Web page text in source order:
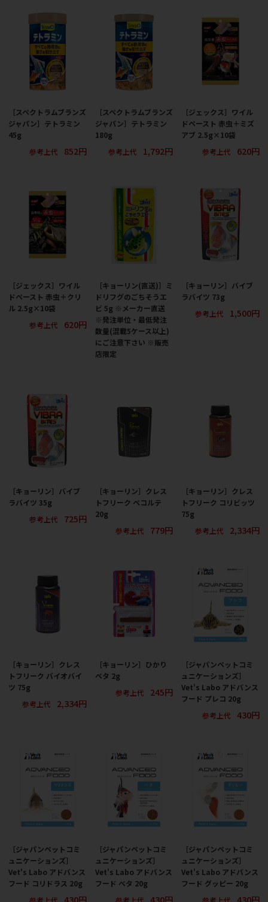
［スペクトラムブランズ
ジャパン］テトラミン
45g
参考上代
852円
［スペクトラムブランズ
ジャパン］テトラミン
180g
参考上代
1,792円
［ジェックス］ワイル
ドペースト 赤虫＋ミズ
アブ 2.5g×10袋
参考上代
620円
［ジェックス］ワイル
ドペースト 赤虫＋クリ
ル 2.5g×10袋
参考上代
620円
［キョーリン(直送)］ミ
ドリフグのごちそうエ
ビ 5g ※メーカー直送
※発注単位・最低発注
数量(混載5ケース以上)
にご注意下さい ※販売
店限定
［キョーリン］バイブ
ラバイツ 73g
参考上代
1,500円
［キョーリン］バイブ
ラバイツ 35g
参考上代
725円
［キョーリン］クレス
トフリーク ペコルテ
20g
参考上代
779円
［キョーリン］クレス
トフリーク コリビッツ
75g
参考上代
2,334円
［キョーリン］クレス
トフリーク バイオバイ
ツ 75g
参考上代
2,334円
［キョーリン］ひかり
ベタ 2g
参考上代
245円
［ジャパンペットコミ
ュニケーションズ］
Vet's Labo アドバンス
フード プレコ 20g
参考上代
430円
［ジャパンペットコミ
ュニケーションズ］
Vet's Labo アドバンス
フード コリドラス 20g
参考上代
430円
［ジャパンペットコミ
ュニケーションズ］
Vet's Labo アドバンス
フード ベタ 20g
参考上代
430円
［ジャパンペットコミ
ュニケーションズ］
Vet's Labo アドバンス
フード グッピー 20g
参考上代
430円